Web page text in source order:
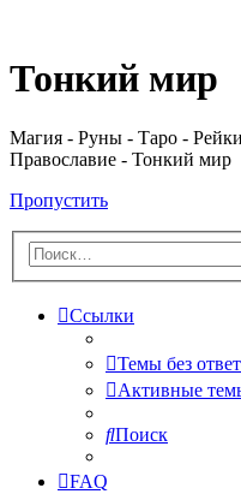
Тонкий мир
Магия - Руны - Таро -
Православие - Тонкий мир
Пропустить
Ссылки
Темы без
Активные
Поиск
FAQ